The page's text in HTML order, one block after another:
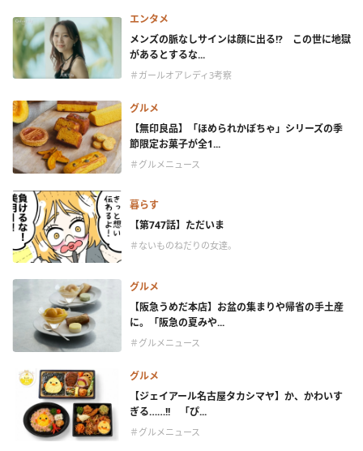
エンタメ
メンズの脈なしサインは顔に出る!? この世に地獄
があるとするな...
＃ガールオアレディ3考察
グルメ
【無印良品】「ほめられかぼちゃ」シリーズの季
節限定お菓子が全1...
＃グルメニュース
暮らす
【第747話】ただいま
＃ないものねだりの女達。
グルメ
【阪急うめだ本店】お盆の集まりや帰省の手土産
に。「阪急の夏みや...
＃グルメニュース
グルメ
【ジェイアール名古屋タカシマヤ】か、かわいす
ぎる……!! 「ぴ...
＃グルメニュース